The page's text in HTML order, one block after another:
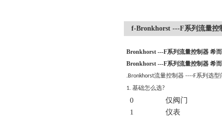
f-Bronkhorst ---F系列流量控
Bronkhorst ---F系列流量控制器 希
Bronkhorst ---F系列流量控制器 希
.Bronkhorst流量控制器 ----F系列选型
1. 基础怎么选?
0
仅阀门
1
仪表